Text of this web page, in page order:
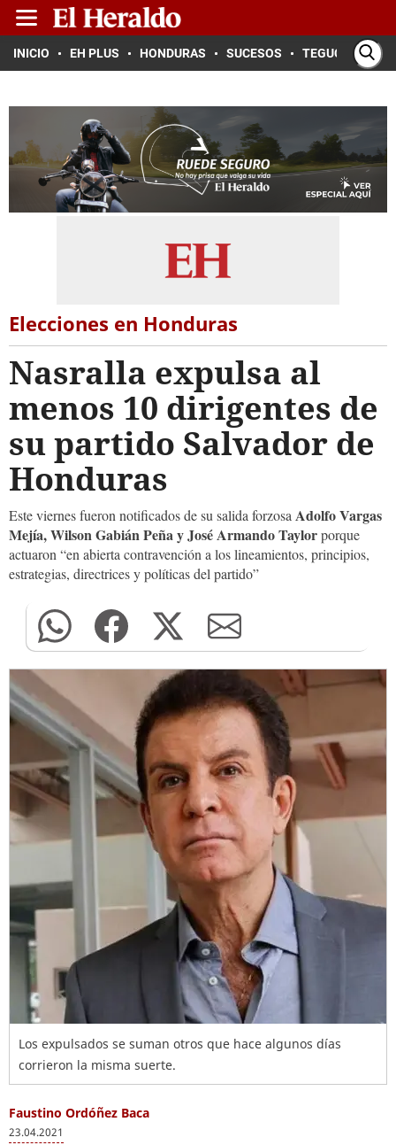
INICIO EH PLUS HONDURAS SUCESOS TEGUCIGALPA
Elecciones en Honduras
Nasralla expulsa al
menos 10 dirigentes de
su partido Salvador de
Honduras
Este viernes fueron notificados de su salida forzosa Adolfo Vargas
Mejía, Wilson Gabián Peña y José Armando Taylorporque
actuaron “en abierta contravención a los lineamientos, principios,
estrategias, directrices y políticas del partido”
Los expulsados se suman otros que hace algunos días
corrieron la misma suerte.
Faustino Ordóñez Baca
23.04.2021